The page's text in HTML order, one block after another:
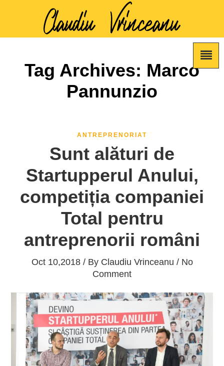
Tag Archives: Marco
Pannunzio
ANTREPRENORIAT
Sunt alături de
Startupperul Anului,
competiția companiei
Total pentru
antreprenorii români
Oct 10,2018 / By Claudiu Vrinceanu / No
Comment